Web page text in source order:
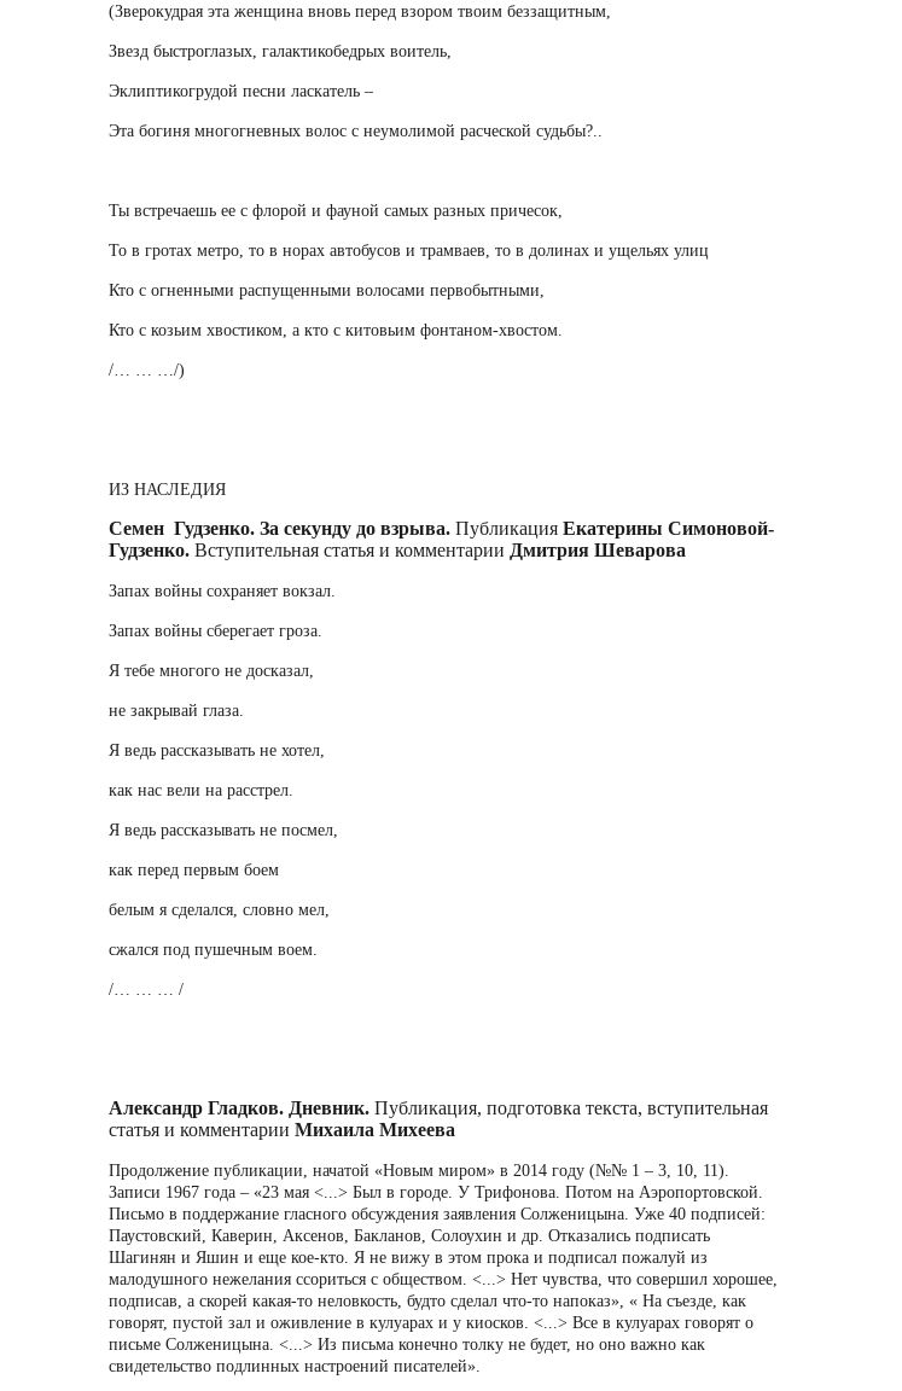
(Зверокудрая эта женщина вновь перед взором твоим беззащитным,
Звезд быстроглазых, галактикобедрых воитель,
Эклиптикогрудой песни ласкатель –
Эта богиня многогневных волос с неумолимой расческой судьбы?..
Ты встречаешь ее с флорой и фауной самых разных причесок,
То в гротах метро, то в норах автобусов и трамваев, то в долинах и ущельях улиц
Кто с огненными распущенными волосами первобытными,
Кто с козьим хвостиком, а кто с китовьим фонтаном-хвостом.
/… … …/)
ИЗ НАСЛЕДИЯ
Семен Гудзенко. За секунду до взрыва. Публикация Екатерины Симоновой-
Гудзенко. Вступительная статья и комментарии Дмитрия Шеварова
Запах войны сохраняет вокзал.
Запах войны сберегает гроза.
Я тебе многого не досказал,
не закрывай глаза.
Я ведь рассказывать не хотел,
как нас вели на расстрел.
Я ведь рассказывать не посмел,
как перед первым боем
белым я сделался, словно мел,
сжался под пушечным воем.
/… … … /
Александр Гладков. Дневник. Публикация, подготовка текста, вступительная
статья и комментарии Михаила Михеева
Продолжение публикации, начатой «Новым миром» в 2014 году (№№ 1 – 3, 10, 11).
Записи 1967 года – «23 мая <...> Был в городе. У Трифонова. Потом на Аэропортовской.
Письмо в поддержание гласного обсуждения заявления Солженицына. Уже 40 подписей:
Паустовский, Каверин, Аксенов, Бакланов, Солоухин и др. Отказались подписать
Шагинян и Яшин и еще кое-кто. Я не вижу в этом прока и подписал пожалуй из
малодушного нежелания ссориться с обществом. <...> Нет чувства, что совершил хорошее,
подписав, а скорей какая-то неловкость, будто сделал что-то напоказ», « На съезде, как
говорят, пустой зал и оживление в кулуарах и у киосков. <...> Все в кулуарах говорят о
письме Солженицына. <...> Из письма конечно толку не будет, но оно важно как
свидетельство подлинных настроений писателей».